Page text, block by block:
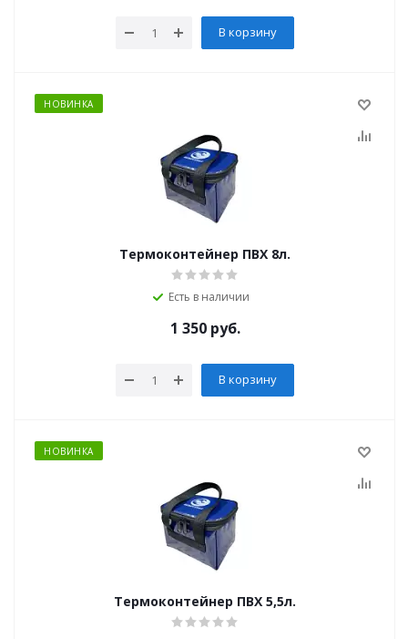
В корзину
НОВИНКА
Термоконтейнер ПВХ 8л.
Есть в наличии
1 350руб.
В корзину
НОВИНКА
Термоконтейнер ПВХ 5,5л.